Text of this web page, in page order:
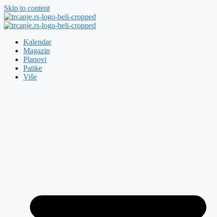
Skip to content
Kalendar
Magazin
Planovi
Patike
Više